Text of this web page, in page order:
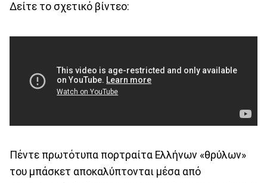
Δείτε το σχετικό βίντεο:
Πέντε πρωτότυπα πορτραίτα Ελλήνων «θρύλων»
του μπάσκετ αποκαλύπτονται μέσα από